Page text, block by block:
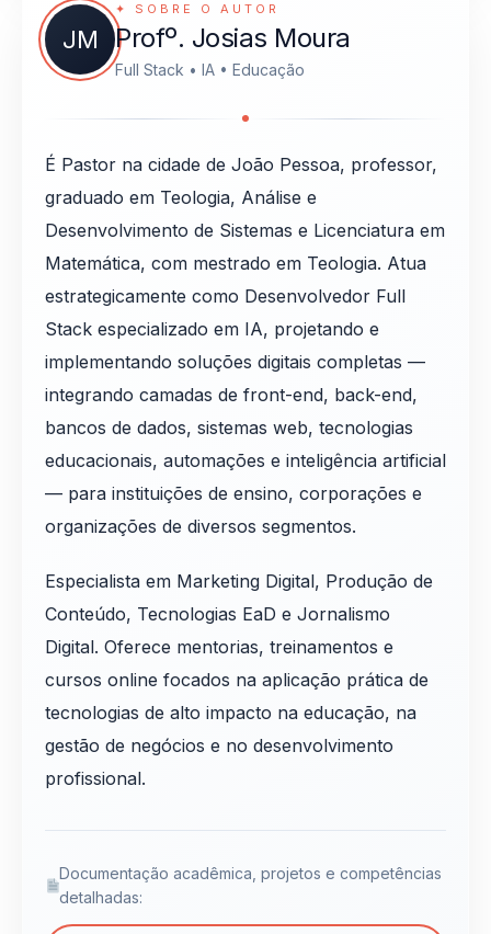
JM
✦ SOBRE O AUTOR
Profº. Josias Moura
Full Stack • IA • Educação
É Pastor na cidade de João Pessoa, professor,
graduado em Teologia, Análise e
Desenvolvimento de Sistemas e Licenciatura em
Matemática, com mestrado em Teologia. Atua
estrategicamente como Desenvolvedor Full
Stack especializado em IA, projetando e
implementando soluções digitais completas —
integrando camadas de front-end, back-end,
bancos de dados, sistemas web, tecnologias
educacionais, automações e inteligência artificial
— para instituições de ensino, corporações e
organizações de diversos segmentos.
Especialista em Marketing Digital, Produção de
Conteúdo, Tecnologias EaD e Jornalismo
Digital. Oferece mentorias, treinamentos e
cursos online focados na aplicação prática de
tecnologias de alto impacto na educação, na
gestão de negócios e no desenvolvimento
profissional.
Documentação acadêmica, projetos e competências
detalhadas: